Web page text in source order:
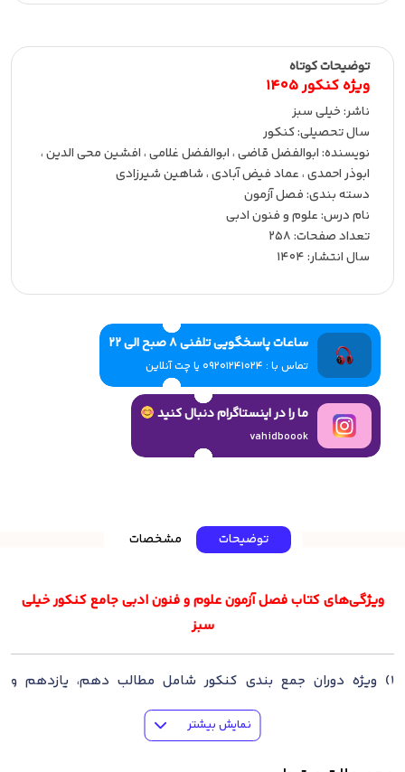
توضیحات کوتاه
ویژه کنکور 1405
ناشر:‌ خیلی سبز
سال تحصیلی:‌ کنکور
نویسنده:‌ ابوالفضل قاضی ، ابوالفضل غلامی ، افشین محی الدین ،
ابوذر احمدی ، عماد فیض آبادی ، شاهین شیرزادی
دسته بندی: فصل آزمون
نام درس: علوم و فنون ادبی
تعداد صفحات:‌ 258
سال انتشار:‌ 1404
ساعات پاسخگویی تلفنی 8 صبح الی 22
تماس با : 09201241024 یا چت آنلاین
ما را در اینستاگرام دنبال کنید
vahidboook
توضیحات مشخصات
ویژگی‌های کتاب فصل آزمون علوم و فنون ادبی جامع کنکور خیلی
سبز
1) ویژه دوران جمع بندی کنکور شامل مطالب دهم، یازدهم و
نمایش بیشتر